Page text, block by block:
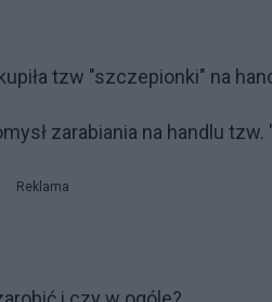
tzw "szczepionki" na
zarabiania na handlu
Reklama